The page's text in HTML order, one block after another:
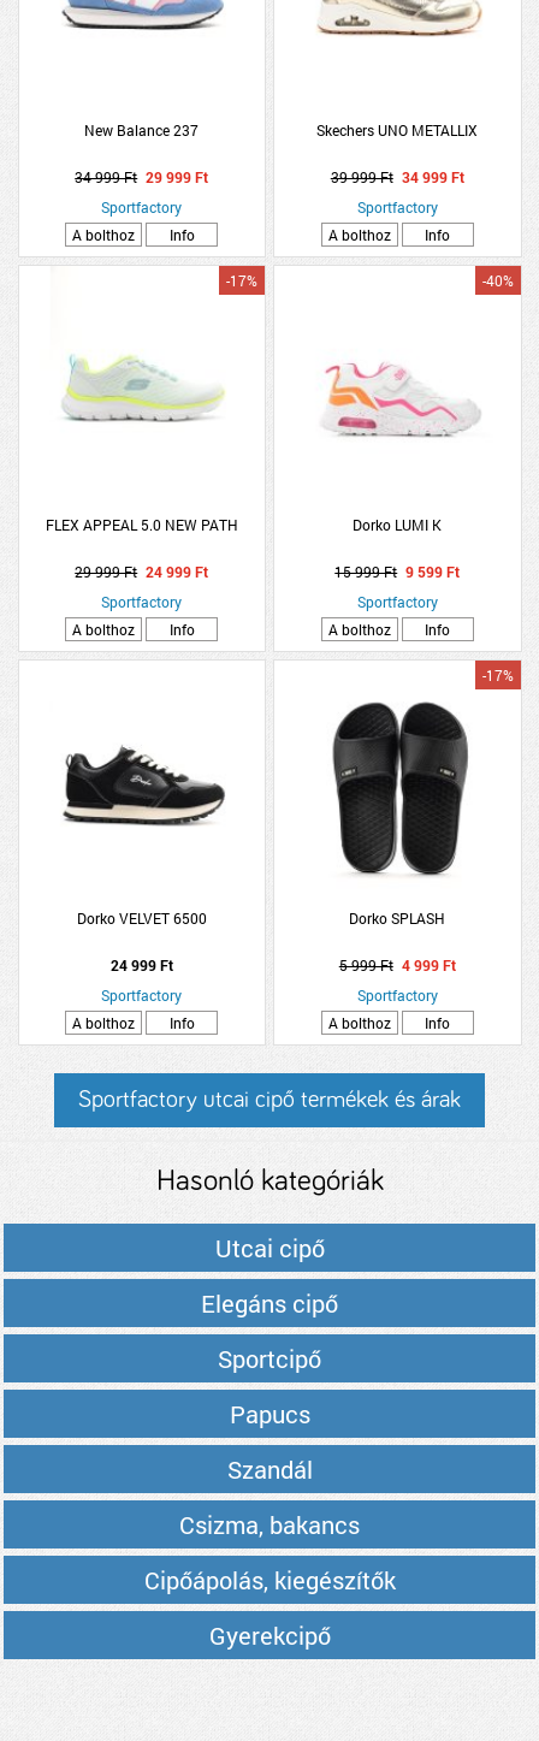
New Balance 237
34 999 Ft 29 999 Ft
Sportfactory
A bolthoz
Info
Skechers UNO METALLIX
39 999 Ft 34 999 Ft
Sportfactory
A bolthoz
Info
FLEX APPEAL 5.0 NEW PATH
-17%
29 999 Ft 24 999 Ft
Sportfactory
A bolthoz
Info
Dorko LUMI K
-40%
15 999 Ft 9 599 Ft
Sportfactory
A bolthoz
Info
Dorko VELVET 6500
24 999 Ft
Sportfactory
A bolthoz
Info
Dorko SPLASH
-17%
5 999 Ft 4 999 Ft
Sportfactory
A bolthoz
Info
Sportfactory utcai cipő termékek és árak
Hasonló kategóriák
Utcai cipő
Elegáns cipő
Sportcipő
Papucs
Szandál
Csizma, bakancs
Cipőápolás, kiegészítők
Gyerekcipő